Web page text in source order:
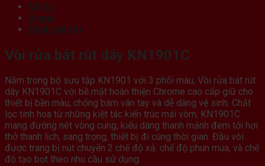
Mô tả
Brand
Đánh giá (0)
Vòi rửa bát rút dây KN1901C
Nằm trong bộ sưu tập KN1901 với 3 phối màu, Vòi rửa bát rút
dây KN1901C với bề mặt hoàn thiện Chrome cao cấp giữ cho
thiết bị bền màu, chống bám vân tay và dễ dàng vệ sinh. Chắt
lọc tinh hoa từ những kiệt tác kiến trúc mái vòm, KN1901C
mang đường nét vòng cung, kiểu dáng thanh mảnh đem tới hơi
thở thanh lịch, sang trọng, thiết bị đi cùng thời gian. Đầu vòi
được trang bị nút chuyển 2 chế độ xả: chế độ phun mua, và chế
độ tạo bọt theo nhu cầu sử dụng.